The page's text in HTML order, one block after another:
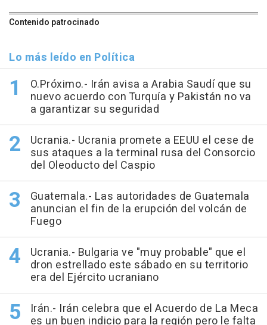
Contenido patrocinado
Lo más leído en Política
O.Próximo.- Irán avisa a Arabia Saudí que su
nuevo acuerdo con Turquía y Pakistán no va
a garantizar su seguridad
Ucrania.- Ucrania promete a EEUU el cese de
sus ataques a la terminal rusa del Consorcio
del Oleoducto del Caspio
Guatemala.- Las autoridades de Guatemala
anuncian el fin de la erupción del volcán de
Fuego
Ucrania.- Bulgaria ve "muy probable" que el
dron estrellado este sábado en su territorio
era del Ejército ucraniano
Irán.- Irán celebra que el Acuerdo de La Meca
es un buen indicio para la región pero le falta